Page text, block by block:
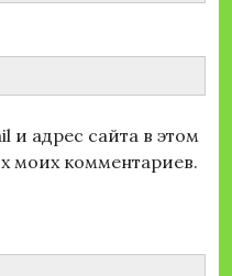
и адрес сайта в этом
моих комментариев.